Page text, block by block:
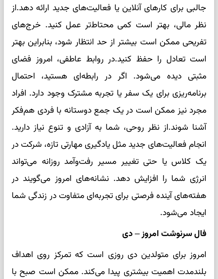
جالبی برای کارهای آنلاین یا فعالیت‌های جدید ارائه دهد.از
نظر مالی، بهتر است کمی محتاط‌تر عمل کنید. خرج‌های
تفریحی ممکن است بیشتر از حد انتظار شود، بنابراین بهتر
است تعادل را حفظ کنید.در روابط عاطفی، امروز فضای
مثبتی دیده می‌شود. اگر در رابطه‌ای هستید، احتمال
برنامه‌ریزی برای یک سفر یا تجربه مشترک وجود دارد. افراد
مجرد نیز ممکن است در یک جمع دوستانه با فردی هم‌فکر
آشنا شوند.از نظر روحی، شما به آزادی و تنوع نیاز دارید.
انجام فعالیت‌های جدید مثل یادگیری مهارتی تازه، شرکت در
یک کلاس یا حتی تغییر مسیر رفت‌وآمد روزانه می‌تواند
انرژی شما را افزایش دهد. نشانه‌های امروز می‌گویند در
هفته‌های آینده فرصتی برای تجربه‌ای متفاوت در زندگی شما
ایجاد می‌شود.
فال سرنوشت امروز – دی
امروز برای متولدین دی روزی است که تمرکز روی اهداف
بلندمدت اهمیت بیشتری پیدا می‌کند. ممکن است صبح با